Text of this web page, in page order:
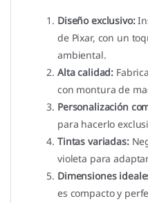
Diseño exclusivo:
de Pixar, con un
ambiental.
Alta calidad:
con montura de
Personalización
para hacerlo
Tintas variadas:
violeta para
Dimensiones
es compacto y